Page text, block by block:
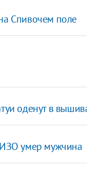
Спивочем поле
оденут в
умер мужчина